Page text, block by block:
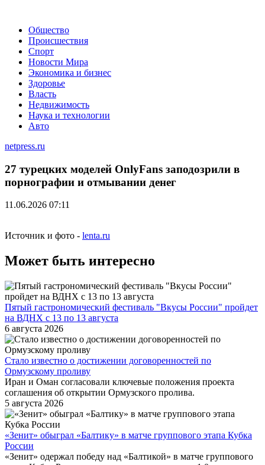
Общество
Происшествия
Спорт
Новости Мира
Экономика и бизнес
Здоровье
Власть
Недвижимость
Наука и технологии
Авто
netpress.ru
27 турецких моделей OnlyFans заподозрили в
порнографии и отмывании денег
11.06.2026 07:11
Источник и фото - lenta.ru
Может быть интересно
Пятый гастрономический фестиваль "Вкусы России" пройдет
на ВДНХ с 13 по 13 августа
6 августа 2026
Стало известно о достижении договоренностей по
Ормузскому проливу
Иран и Оман согласовали ключевые положения проекта
соглашения об открытии Ормузского пролива.
5 августа 2026
«Зенит» обыграл «Балтику» в матче группового этапа Кубка
России
«Зенит» одержал победу над «Балтикой» в матче группового